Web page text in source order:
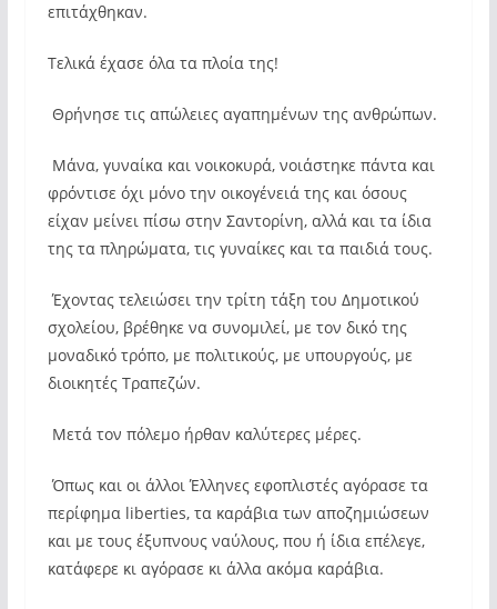
επιτάχθηκαν.
Τελικά έχασε όλα τα πλοία της!
Θρήνησε τις απώλειες αγαπημένων της ανθρώπων.
Μάνα, γυναίκα και νοικοκυρά, νοιάστηκε πάντα και
φρόντισε όχι μόνο την οικογένειά της και όσους
είχαν μείνει πίσω στην Σαντορίνη, αλλά και τα ίδια
της τα πληρώματα, τις γυναίκες και τα παιδιά τους.
Έχοντας τελειώσει την τρίτη τάξη του Δημοτικού
σχολείου, βρέθηκε να συνομιλεί, με τον δικό της
μοναδικό τρόπο, με πολιτικούς, με υπουργούς, με
διοικητές Τραπεζών.
Μετά τον πόλεμο ήρθαν καλύτερες μέρες.
Όπως και οι άλλοι Έλληνες εφοπλιστές αγόρασε τα
περίφημα liberties, τα καράβια των αποζημιώσεων
και με τους έξυπνους ναύλους, που ή ίδια επέλεγε,
κατάφερε κι αγόρασε κι άλλα ακόμα καράβια.